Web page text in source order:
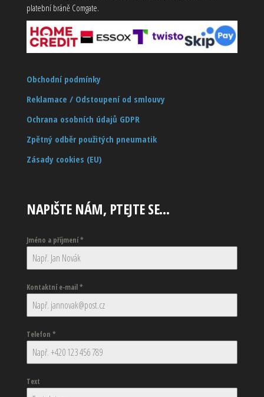
platební bráně Comgate.
Obchodní podmínky
Reklamace / Odstoupení od smlouvy
Ochrana osobních údajů GDPR
Zpětný odběr použitých pneumatik
Zásady cookies (EU)
NAPIŠTE NÁM, PTEJTE SE…
Jméno a příjmení*
Kontaktní e-mail*
Telefon *
Text